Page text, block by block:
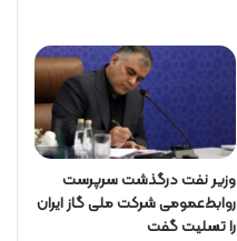
وزیر نفت درگذشت سرپرست
روابط‌عمومی شرکت ملی گاز ایران
را تسلیت گفت